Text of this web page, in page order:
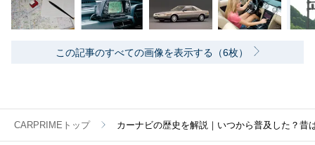
この記事のすべての画像を表示する（6枚）
CARPRIMEトップ カーナビの歴史を解説｜いつから普及した？昔